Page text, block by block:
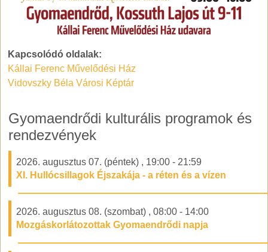
Kapcsolódó oldalak:
Kállai Ferenc Művelődési Ház
Vidovszky Béla Városi Képtár
Gyomaendrődi kulturális programok és
rendezvények
2026. augusztus 07. (péntek) , 19:00 - 21:59
XI. Hullócsillagok Éjszakája - a réten és a vízen
2026. augusztus 08. (szombat) , 08:00 - 14:00
Mozgáskorlátozottak Gyomaendrődi napja